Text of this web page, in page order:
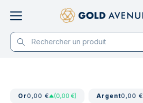
Or0,00 € (0,00 €) Argent0,00 €